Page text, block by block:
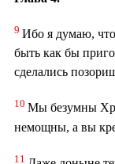
9 Ибо я думаю,
быть как бы
сделались
10 Мы безумны
немощны, а вы
11